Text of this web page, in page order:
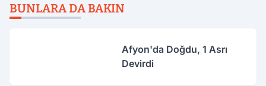
BUNLARA DA BAKIN
Afyon'da Doğdu, 1 Asrı
Devirdi